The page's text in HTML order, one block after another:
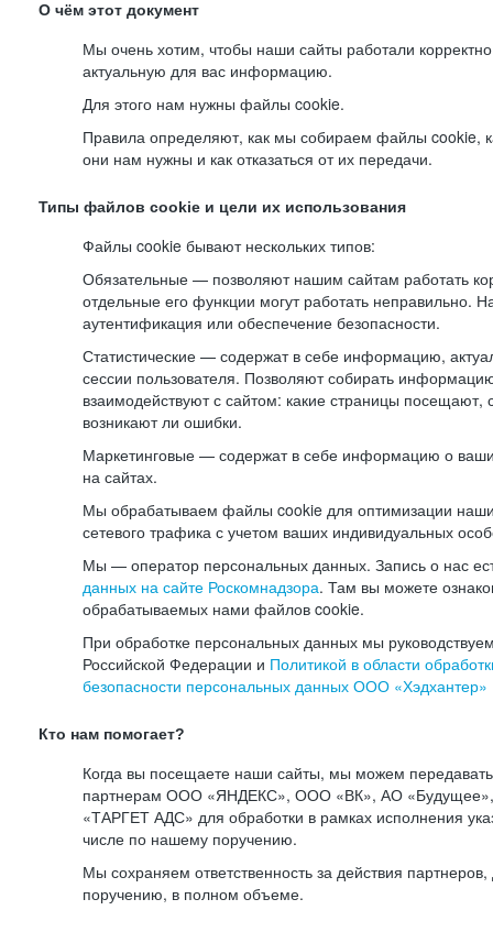
О чём этот документ
Мы очень хотим, чтобы наши сайты работали
актуальную для вас информацию.
Для этого нам нужны файлы cookie.
Правила определяют, как мы собираем файлы cookie,
они нам нужны и как отказаться от их передачи.
Типы файлов cookie и цели их использования
Файлы cookie бывают нескольких типов:
Обязательные — позволяют нашим сайтам работать
отдельные его функции могут работать неправильно.
аутентификация или обеспечение безопасности.
Статистические — содержат в себе информацию,
сессии пользователя. Позволяют собирать
взаимодействуют с сайтом: какие страницы посещают,
возникают ли ошибки.
Маркетинговые — содержат в себе информацию о
на сайтах.
Мы обрабатываем файлы cookie для оптимизации
сетевого трафика с учетом ваших индивидуальных
Мы — оператор персональных данных. Запись о нас
данных на сайте Роскомнадзора. Там вы можете
обрабатываемых нами файлов cookie.
При обработке персональных данных мы
Российской Федерации и Политикой в области
безопасности персональных данных ООО «Хэдхантер»
Кто нам помогает?
Когда вы посещаете наши сайты, мы можем
партнерам ООО «ЯНДЕКС», ООО «ВК», АО
«ТАРГЕТ АДС» для обработки в рамках исполнения
числе по нашему поручению.
Мы сохраняем ответственность за действия
поручению, в полном объеме.